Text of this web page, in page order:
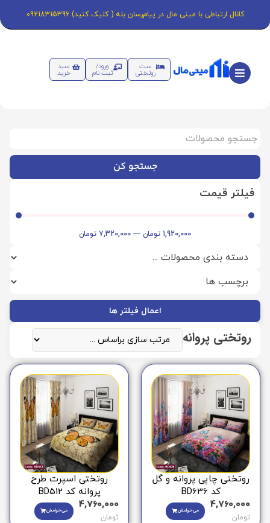
کانال ارتباطی با مینی مال در پیام‌رسان بله ( کلیک کنید) 09218315396
ست
روتختی
ورود/
ثبت نام
سبد
خرید
جستجو کن
فیلتر قیمت
1,920,000 تومان —
7,320,000 تومان
اعمال فیلتر ها
روتختی پروانه
روتختی چاپی پروانه و گل
کد BD636
4,760,000
تومان
می‌خوامش
روتختی اسپرت طرح
پروانه کد BD512
4,760,000
تومان
می‌خوامش